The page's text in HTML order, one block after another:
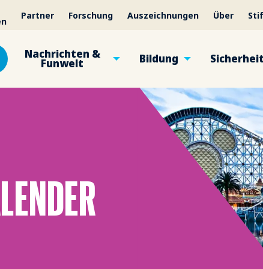
Partner Forschung Auszeichnungen Über
Nachrichten &
Funwelt Bildung Sicherheit